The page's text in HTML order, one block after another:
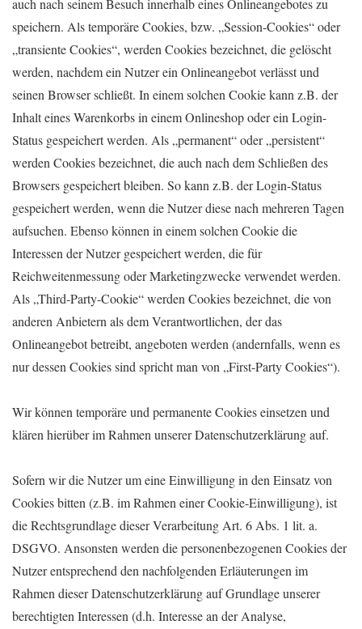
auch nach seinem Besuch innerhalb eines Onlineangebotes zu
speichern. Als temporäre Cookies, bzw. „Session-Cookies“ oder
„transiente Cookies“, werden Cookies bezeichnet, die gelöscht
werden, nachdem ein Nutzer ein Onlineangebot verlässt und
seinen Browser schließt. In einem solchen Cookie kann z.B. der
Inhalt eines Warenkorbs in einem Onlineshop oder ein Login-
Status gespeichert werden. Als „permanent“ oder „persistent“
werden Cookies bezeichnet, die auch nach dem Schließen des
Browsers gespeichert bleiben. So kann z.B. der Login-Status
gespeichert werden, wenn die Nutzer diese nach mehreren Tagen
aufsuchen. Ebenso können in einem solchen Cookie die
Interessen der Nutzer gespeichert werden, die für
Reichweitenmessung oder Marketingzwecke verwendet werden.
Als „Third-Party-Cookie“ werden Cookies bezeichnet, die von
anderen Anbietern als dem Verantwortlichen, der das
Onlineangebot betreibt, angeboten werden (andernfalls, wenn es
nur dessen Cookies sind spricht man von „First-Party Cookies“).
Wir können temporäre und permanente Cookies einsetzen und
klären hierüber im Rahmen unserer Datenschutzerklärung auf.
Sofern wir die Nutzer um eine Einwilligung in den Einsatz von
Cookies bitten (z.B. im Rahmen einer Cookie-Einwilligung), ist
die Rechtsgrundlage dieser Verarbeitung Art. 6 Abs. 1 lit. a.
DSGVO. Ansonsten werden die personenbezogenen Cookies der
Nutzer entsprechend den nachfolgenden Erläuterungen im
Rahmen dieser Datenschutzerklärung auf Grundlage unserer
berechtigten Interessen (d.h. Interesse an der Analyse,